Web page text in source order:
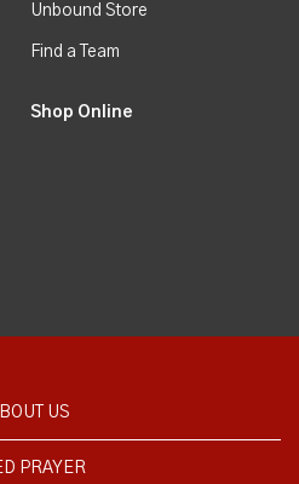
Unbound Store
Find a Team
Shop Online
US
PRAYER